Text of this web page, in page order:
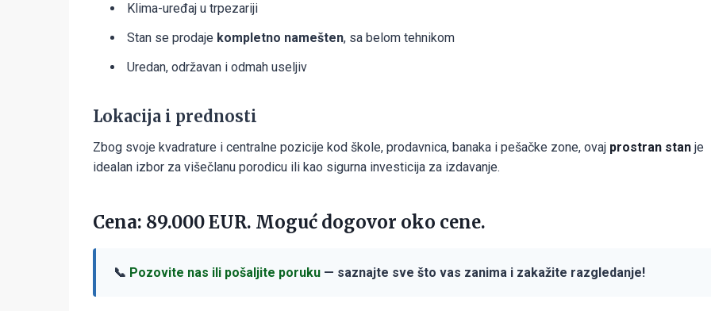
Klima-uređaj u trpezariji
Stan se prodaje kompletno namešten, sa belom tehnikom
Uredan, održavan i odmah useljiv
Lokacija i prednosti
Zbog svoje kvadrature i centralne pozicije kod škole, prodavnica, banaka i pešačke zone, ovaj prostran stan je
idealan izbor za višečlanu porodicu ili kao sigurna investicija za izdavanje.
Cena: 89.000 EUR. Moguć dogovor oko cene.
📞 Pozovite nas ili pošaljite poruku — saznajte sve što vas zanima i zakažite razgledanje!